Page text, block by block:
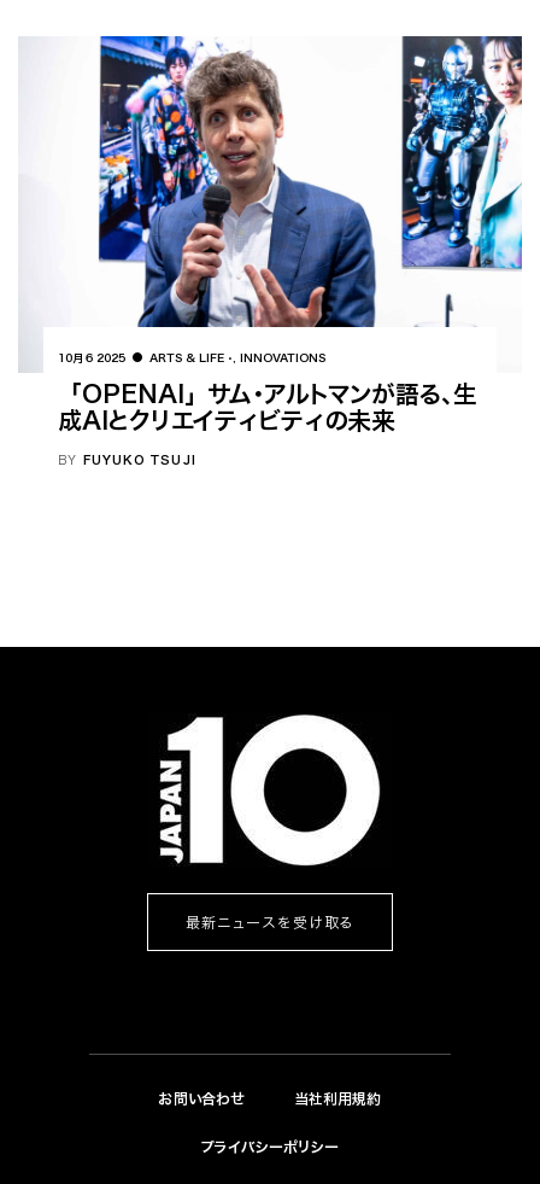
10月 6 2025 ARTS & LIFE INNOVATIONS
「OPENAI」サム・アルトマンが語る、生
成AIとクリエイティビティの未来
BY FUYUKO TSUJI
最新ニュースを受け取る
お問い合わせ 当社利用規約
プライバシーポリシー